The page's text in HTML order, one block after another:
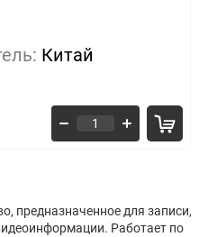
Китай
предназначенное для записи,
Работает по